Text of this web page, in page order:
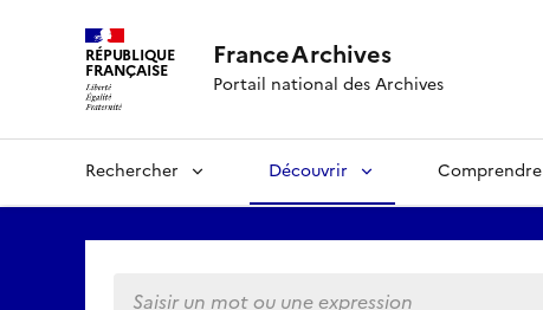
RÉPUBLIQUE
FRANÇAISE FranceArchives
Portail national des Archives
Rechercher Découvrir Comprendre